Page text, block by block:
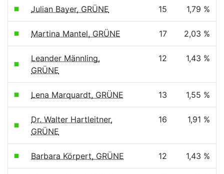
Julian Bayer, GRÜNE 15 1,79 %
Martina Mantel, GRÜNE 17 2,03 %
Leander Männling,
GRÜNE
12 1,43 %
Lena Marquardt, GRÜNE 13 1,55 %
Dr. Walter Hartleitner,
GRÜNE
16 1,91 %
Barbara Körpert, GRÜNE 12 1,43 %